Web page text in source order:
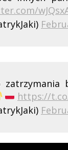
zatrzymania
https://